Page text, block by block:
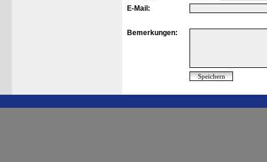
E-Mail:
Bemerkungen: